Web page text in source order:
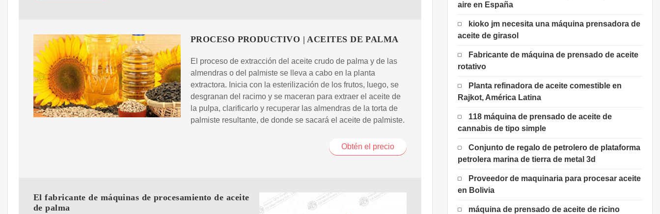
PROCESO PRODUCTIVO | ACEITES DE PALMA
El proceso de extracción del aceite crudo de palma y de las
almendras o del palmiste se lleva a cabo en la planta
extractora. Inicia con la esterilización de los frutos, luego, se
desgranan del racimo y se maceran para extraer el aceite de
la pulpa, clarificarlo y recuperar las almendras de la torta de
palmiste resultante, de donde se sacará el aceite de palmiste.
Obtén el precio
El fabricante de máquinas de procesamiento de aceite
de palma
aire en España
kioko jm necesita una máquina prensadora de
aceite de girasol
Fabricante de máquina de prensado de aceite
rotativo
Planta refinadora de aceite comestible en
Rajkot, América Latina
118 máquina de prensado de aceite de
cannabis de tipo simple
Conjunto de regalo de petrolero de plataforma
petrolera marina de tierra de metal 3d
Proveedor de maquinaria para procesar aceite
en Bolivia
máquina de prensado de aceite de ricino